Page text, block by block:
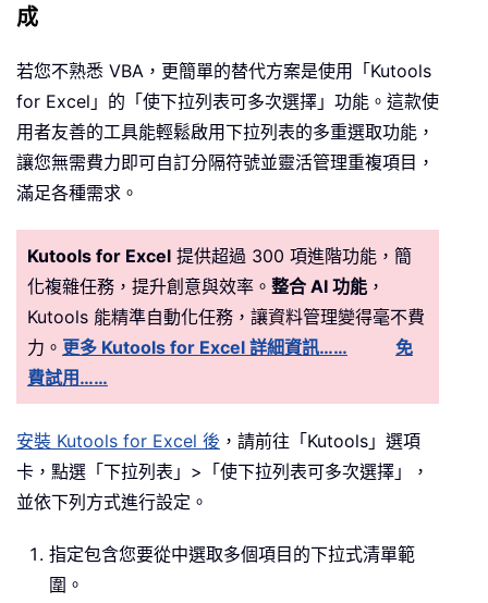
成
若您不熟悉 VBA，更簡單的替代方案是使用「Kutools
for Excel」的「使下拉列表可多次選擇」功能。這款使
用者友善的工具能輕鬆啟用下拉列表的多重選取功能，
讓您無需費力即可自訂分隔符號並靈活管理重複項目，
滿足各種需求。
Kutools for Excel 提供超過 300 項進階功能，簡
化複雜任務，提升創意與效率。 整合 AI 功能 ，
Kutools 能精準自動化任務，讓資料管理變得毫不費
力。 更多 Kutools for Excel 詳細資訊……
免
費試用……
安裝 Kutools for Excel 後 ，請前往「Kutools」選項
卡，點選「下拉列表」>「使下拉列表可多次選擇」，
並依下列方式進行設定。
指定包含您要從中選取多個項目的下拉式清單範
圍。